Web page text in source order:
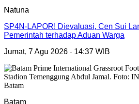
Natuna
SP4N-LAPOR! Dievaluasi, Cen Sui
Pemerintah terhadap Aduan Warga
Jumat, 7 Agu 2026 - 14:37 WIB
Batam